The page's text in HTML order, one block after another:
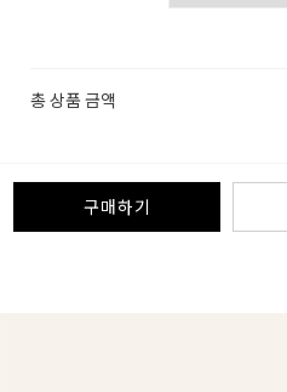
총 상품 금액
구매하기